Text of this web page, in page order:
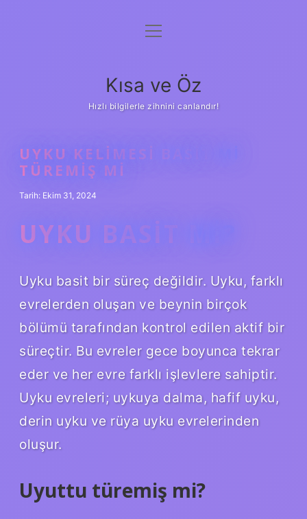
Anasayfa
Yasal Uyarı
menüyü
Kısa ve Öz
Hızlı bilgilerle zihnini canlandır!
UYKU KELIMESI BASIT MI
TÜREMIŞ MI
Tarih: Ekim 31, 2024
UYKU BASIT MI?
Uyku basit bir süreç değildir. Uyku, farklı
evrelerden oluşan ve beynin birçok
bölümü tarafından kontrol edilen aktif bir
süreçtir. Bu evreler gece boyunca tekrar
eder ve her evre farklı işlevlere sahiptir.
Uyku evreleri; uykuya dalma, hafif uyku,
derin uyku ve rüya uyku evrelerinden
oluşur.
Uyuttu türemiş mi?